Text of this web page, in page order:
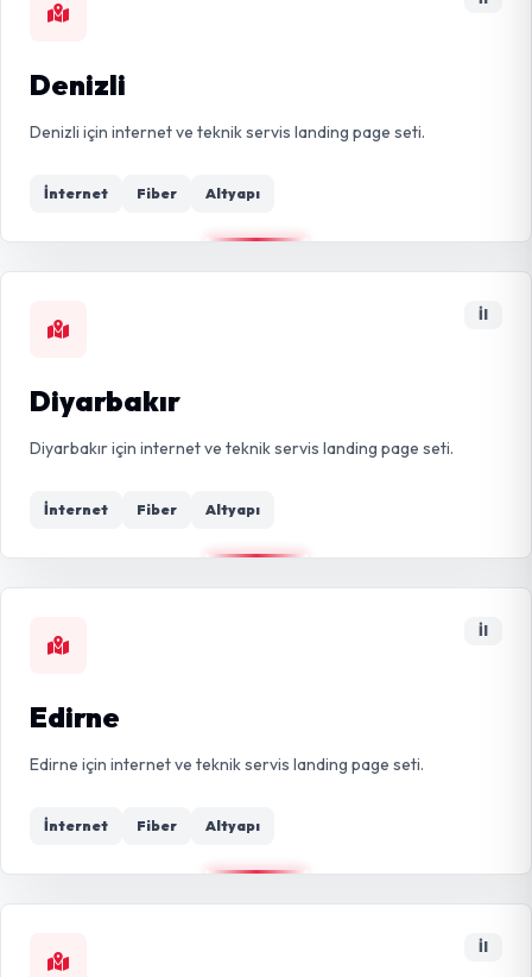
Denizli
Denizli için internet ve teknik servis landing page seti.
İnternet Fiber Altyapı
İl
Diyarbakır
Diyarbakır için internet ve teknik servis landing page seti.
İnternet Fiber Altyapı
İl
Edirne
Edirne için internet ve teknik servis landing page seti.
İnternet Fiber Altyapı
İl